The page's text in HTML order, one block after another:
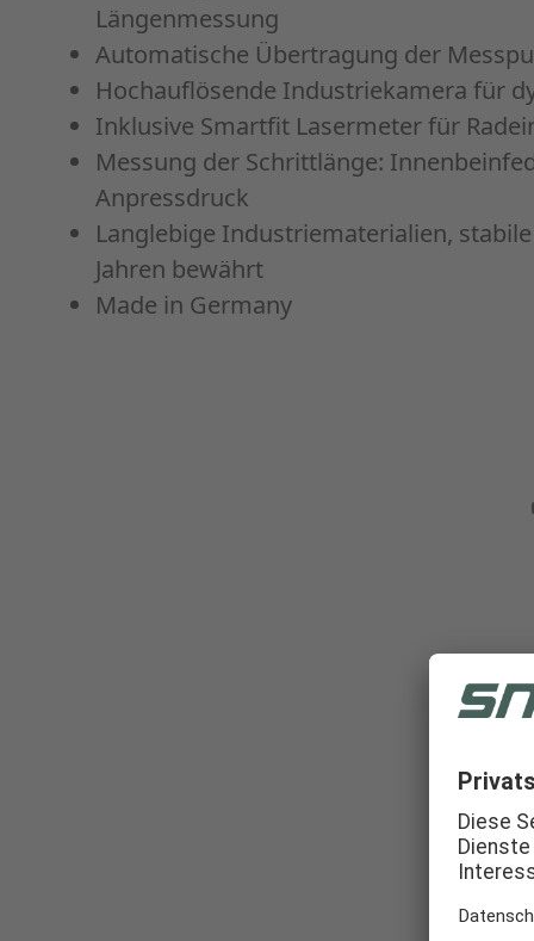
Längenmessung
Automatische Übertragung der
Hochauflösende Industriekamera für
Inklusive Smartfit Lasermeter für
Messung der Schrittlänge:
Anpressdruck
Langlebige Industriematerialien,
Jahren bewährt
Made in Germany